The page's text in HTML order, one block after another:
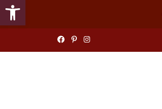
Abrir barra de herramientas